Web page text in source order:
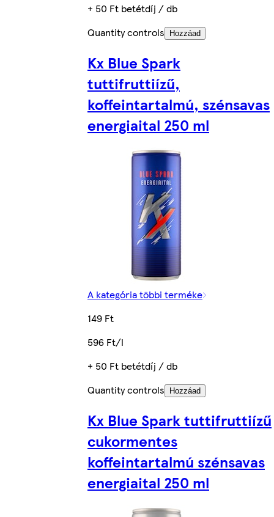
+ 50 Ft betétdíj / db
Quantity controls
Hozzáad
Kx Blue Spark
tuttifruttiízű,
koffeintartalmú, szénsavas
energiaital 250 ml
A kategória többi terméke
149 Ft
596 Ft/l
+ 50 Ft betétdíj / db
Quantity controls
Hozzáad
Kx Blue Spark tuttifruttiízű
cukormentes
koffeintartalmú szénsavas
energiaital 250 ml